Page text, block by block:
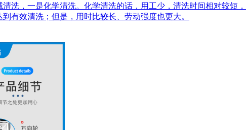
洗，一是化学清洗。化学清洗的话，用工少，清洗时间相对较短
有效清洗；但是，用时比较长、劳动强度也更大。